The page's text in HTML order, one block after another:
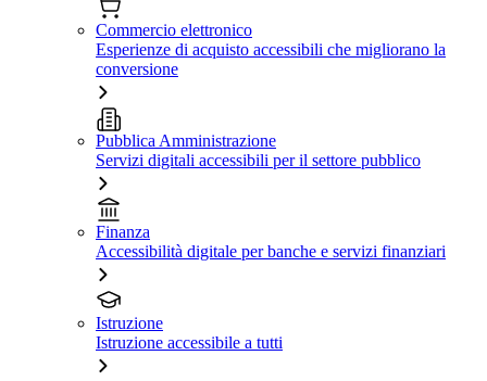
Commercio elettronico
Esperienze di acquisto accessibili che migliorano la
conversione
Pubblica Amministrazione
Servizi digitali accessibili per il settore pubblico
Finanza
Accessibilità digitale per banche e servizi finanziari
Istruzione
Istruzione accessibile a tutti